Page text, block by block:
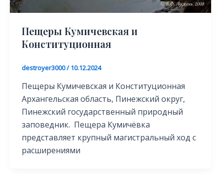
Пещеры Кумичевская и
Конституционная
destroyer3000/10.12.2024
Пещеры Кумичевская и Конституционная
Архангельская область, Пинежский округ,
Пинежский государственный природный
заповедник. Пещера Кумичёвка
представляет крупный магистральный ход с
расширениями